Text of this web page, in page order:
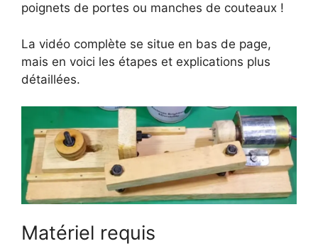
poignets de portes ou manches de couteaux !
La vidéo complète se situe en bas de page,
mais en voici les étapes et explications plus
détaillées.
​Matériel requis